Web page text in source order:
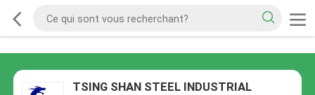
TSING SHAN STEEL INDUSTRIAL